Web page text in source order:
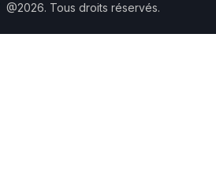
@2026. Tous droits réservés.